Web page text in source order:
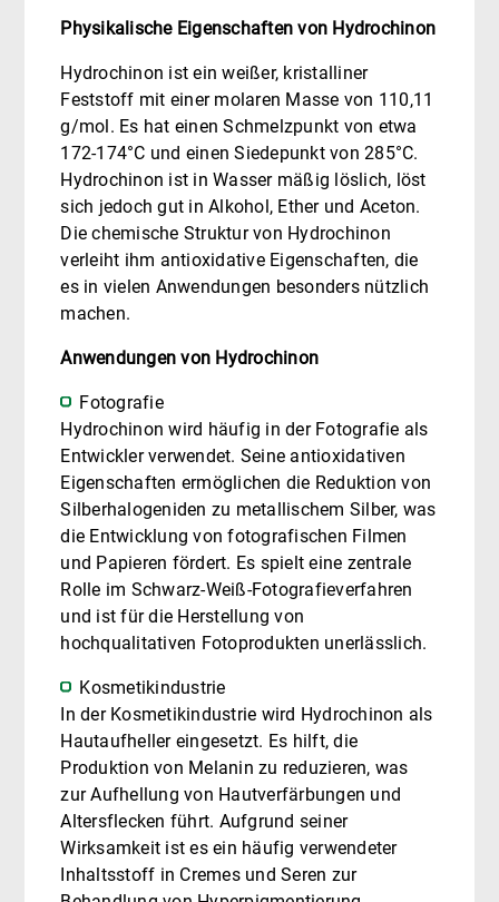
Physikalische Eigenschaften von Hydrochinon
Hydrochinon ist ein weißer, kristalliner
Feststoff mit einer molaren Masse von 110,11
g/mol. Es hat einen Schmelzpunkt von etwa
172-174°C und einen Siedepunkt von 285°C.
Hydrochinon ist in Wasser mäßig löslich, löst
sich jedoch gut in Alkohol, Ether und Aceton.
Die chemische Struktur von Hydrochinon
verleiht ihm antioxidative Eigenschaften, die
es in vielen Anwendungen besonders nützlich
machen.
Anwendungen von Hydrochinon
Fotografie
Hydrochinon wird häufig in der Fotografie als
Entwickler verwendet. Seine antioxidativen
Eigenschaften ermöglichen die Reduktion von
Silberhalogeniden zu metallischem Silber, was
die Entwicklung von fotografischen Filmen
und Papieren fördert. Es spielt eine zentrale
Rolle im Schwarz-Weiß-Fotografieverfahren
und ist für die Herstellung von
hochqualitativen Fotoprodukten unerlässlich.
Kosmetikindustrie
In der Kosmetikindustrie wird Hydrochinon als
Hautaufheller eingesetzt. Es hilft, die
Produktion von Melanin zu reduzieren, was
zur Aufhellung von Hautverfärbungen und
Altersflecken führt. Aufgrund seiner
Wirksamkeit ist es ein häufig verwendeter
Inhaltsstoff in Cremes und Seren zur